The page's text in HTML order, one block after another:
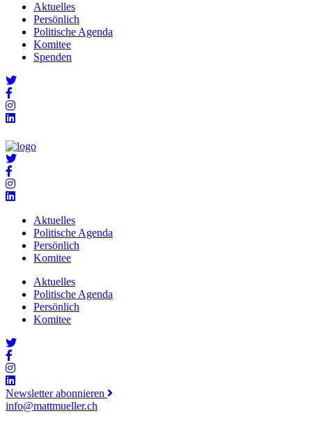
Aktuelles
Persönlich
Politische Agenda
Komitee
Spenden
Aktuelles
Politische Agenda
Persönlich
Komitee
Aktuelles
Politische Agenda
Persönlich
Komitee
Newsletter abonnieren
info@mattmueller.ch